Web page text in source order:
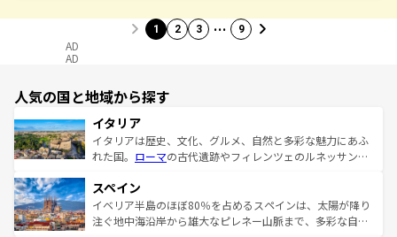
1 2 3 … 9
AD
AD
人気の国と地域から探す
イタリア
イタリアは歴史、文化、グルメ、自然と多彩な魅力にあふ
れた国。 ローマの古代遺跡やフィレンツェのルネッサンス
ろん、トスカーナの美しい田園風景やアマルフィ海岸の絶
景など、自然景観も見逃せない。観光の合間には、本場の
ピザやパスタなど、絶品のイタリア料理を堪能することも
スペイン
イベリア半島のほぼ80％を占めるスペインは、太陽が降り
注ぐ地中海沿岸から雄大なピレネー山脈まで、多彩な自然